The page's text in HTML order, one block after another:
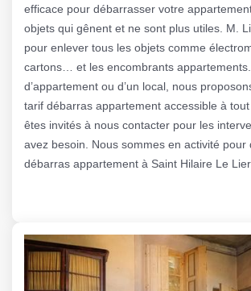
efficace pour débarrasser votre
objets qui gênent et ne sont plus utiles. M.
pour enlever tous les objets comme
cartons… et les encombrants appartements.
d’appartement ou d’un local, nous
tarif débarras appartement accessible à
êtes invités à nous contacter pour les
avez besoin. Nous sommes en activité pour
débarras appartement à Saint Hilaire Le